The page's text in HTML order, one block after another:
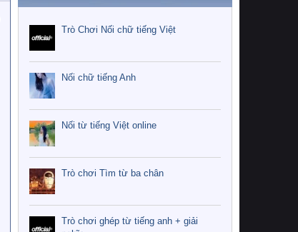
Trò Chơi Nối chữ tiếng Việt
Nối chữ tiếng Anh
Nối từ tiếng Việt online
Trò chơi Tìm từ ba chân
Trò chơi ghép từ tiếng anh + giải